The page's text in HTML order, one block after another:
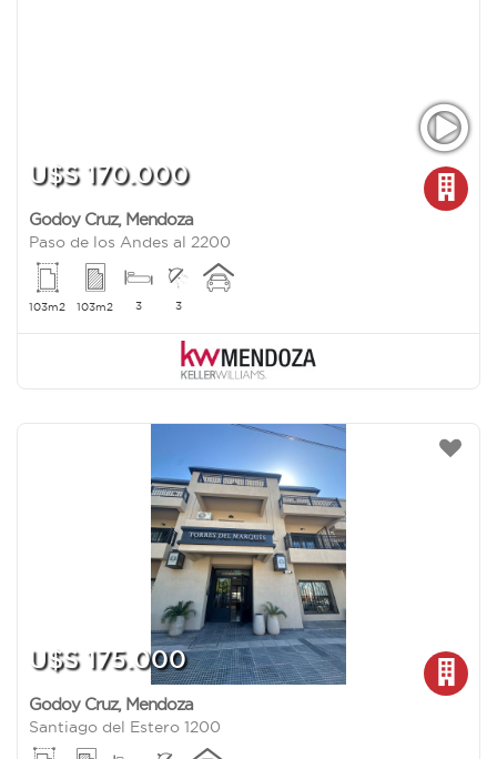
U$S 170.000
Godoy Cruz, Mendoza
Paso de los Andes al 2200
103m2 103m2 3 3
U$S 175.000
Godoy Cruz, Mendoza
Santiago del Estero 1200